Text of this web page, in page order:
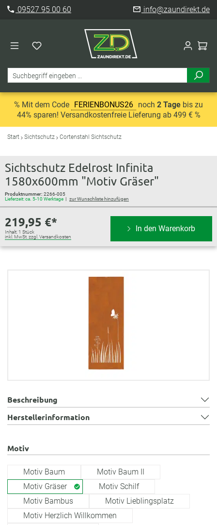
09527 95 00 60 info@zaundirekt.de
% Mit dem Code FERIENBONUS26 noch 2 Tage bis zu
44% sparen! Versandkostenfreie Lieferung ab 499 € %
Start Sichtschutz Cortenstahl Sichtschutz
Sichtschutz Edelrost Infinita
1580x600mm "Motiv Gräser"
Produktnummer: 2266-005
Lieferzeit: ca. 5-10 Werktage
zur Wunschliste hinzufügen
219,95 €*
Inhalt: 1 Stück
inkl. MwSt. zzgl. Versandkosten
In den Warenkorb
Beschreibung
Herstellerinformation
Motiv
Motiv Baum
Motiv Baum II
Motiv Gräser
Motiv Schilf
Motiv Bambus
Motiv Lieblingsplatz
Motiv Herzlich Willkommen